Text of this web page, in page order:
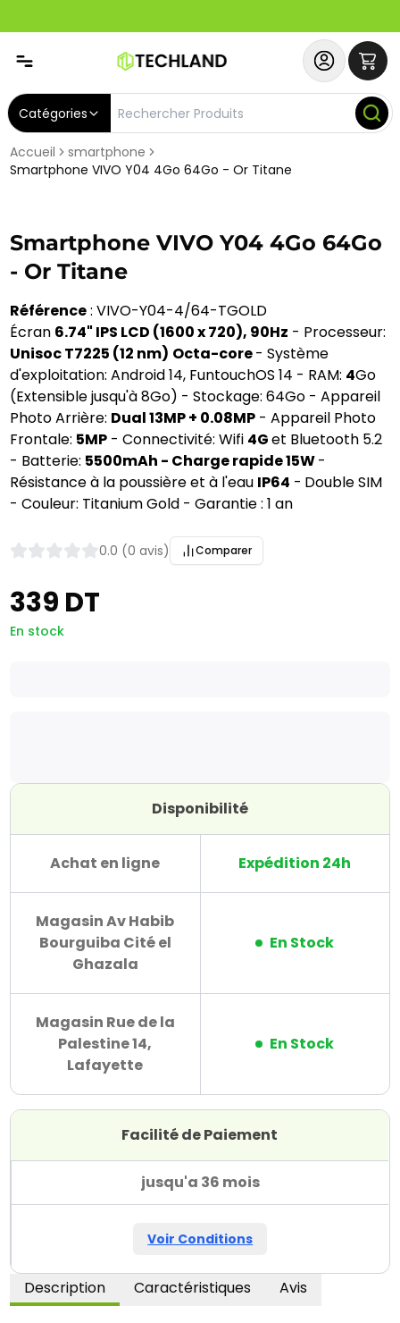
Catégories
Accueil
smartphone
Smartphone VIVO Y04 4Go 64Go - Or Titane
Smartphone VIVO Y04 4Go 64Go
- Or Titane
Référence: VIVO-Y04-4/64-TGOLD
Écran 6.74" IPS LCD (1600 x 720), 90Hz - Processeur:
Unisoc T7225 (12 nm) Octa-core- Système
d'exploitation: Android 14, FuntouchOS 14 - RAM: 4Go
(Extensible jusqu'à 8Go) - Stockage: 64Go - Appareil
Photo Arrière: Dual 13MP + 0.08MP - Appareil Photo
Frontale: 5MP - Connectivité: Wifi 4Get Bluetooth 5.2
- Batterie: 5500mAh - Charge rapide 15W-
Résistance à la poussière et à l'eau IP64 - Double SIM
- Couleur: Titanium Gold - Garantie : 1 an
0.0 (0 avis) Comparer
339 DT
En stock
Disponibilité
Achat en ligne Expédition 24h
Magasin Av Habib
Bourguiba Cité el
Ghazala
En Stock
Magasin Rue de la
Palestine 14,
Lafayette
En Stock
Facilité de Paiement
jusqu'a 36 mois
Voir Conditions
Description Caractéristiques Avis